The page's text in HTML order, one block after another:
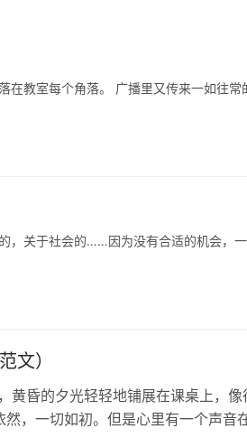
在教室每个角落。 广播里又传来一如往常
，关于社会的……因为没有合适的机会，
文）
黄昏的夕光轻轻地铺展在课桌上，像
，一切如初。但是心里有一个声音